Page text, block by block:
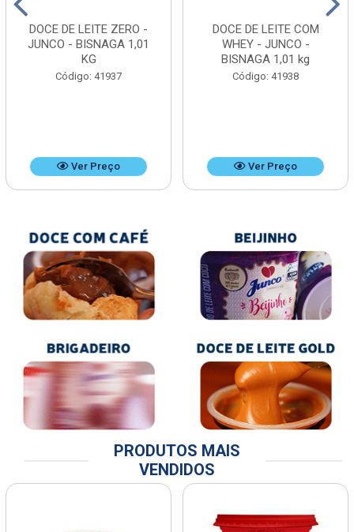
DOCE DE LEITE ZERO -
JUNCO - BISNAGA 1,01
KG
Código: 41937
Ver Preço
DOCE DE LEITE COM
WHEY - JUNCO -
BISNAGA 1,01 kg
Código: 41938
Ver Preço
PRODUTOS MAIS
VENDIDOS